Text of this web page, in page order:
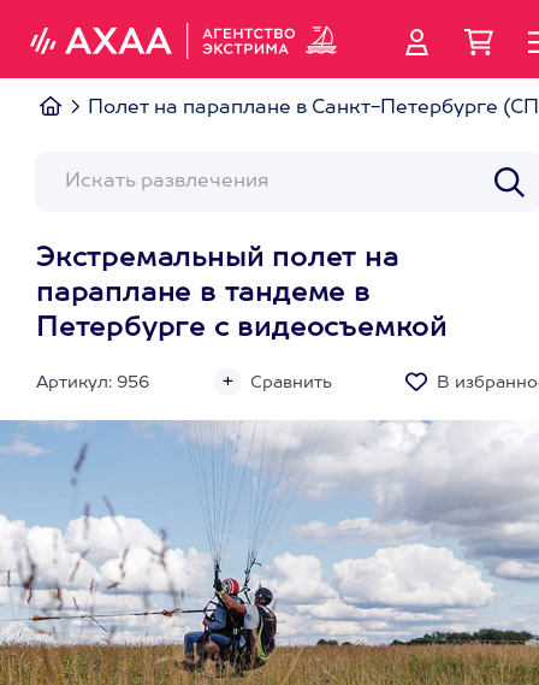
Полет на параплане в Санкт-Петербурге
Экстремальный полет на
параплане в тандеме в
Петербурге с видеосъемкой
Артикул: 956 Сравнить В